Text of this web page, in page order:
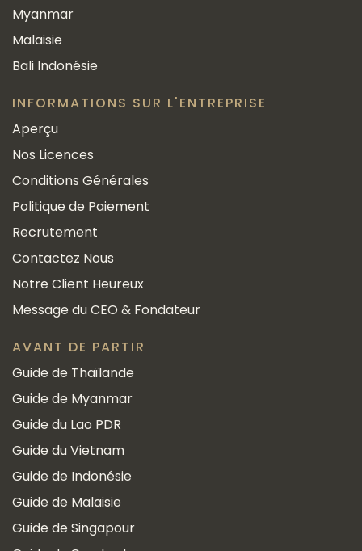
Myanmar
Malaisie
Bali Indonésie
INFORMATIONS SUR L'ENTREPRISE
Aperçu
Nos Licences
Conditions Générales
Politique de Paiement
Recrutement
Contactez Nous
Notre Client Heureux
Message du CEO & Fondateur
AVANT DE PARTIR
Guide de Thaïlande
Guide de Myanmar
Guide du Lao PDR
Guide du Vietnam
Guide de Indonésie
Guide de Malaisie
Guide de Singapour